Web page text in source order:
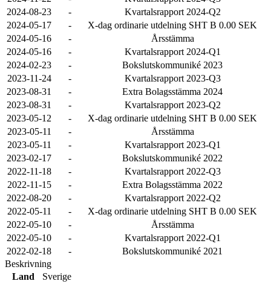
2024-08-23
-
Kvartalsrapport 2024-Q2
2024-05-17
-
X-dag ordinarie utdelning SHT B 0.00 SEK
2024-05-16
-
Årsstämma
2024-05-16
-
Kvartalsrapport 2024-Q1
2024-02-23
-
Bokslutskommuniké 2023
2023-11-24
-
Kvartalsrapport 2023-Q3
2023-08-31
-
Extra Bolagsstämma 2024
2023-08-31
-
Kvartalsrapport 2023-Q2
2023-05-12
-
X-dag ordinarie utdelning SHT B 0.00 SEK
2023-05-11
-
Årsstämma
2023-05-11
-
Kvartalsrapport 2023-Q1
2023-02-17
-
Bokslutskommuniké 2022
2022-11-18
-
Kvartalsrapport 2022-Q3
2022-11-15
-
Extra Bolagsstämma 2022
2022-08-20
-
Kvartalsrapport 2022-Q2
2022-05-11
-
X-dag ordinarie utdelning SHT B 0.00 SEK
2022-05-10
-
Årsstämma
2022-05-10
-
Kvartalsrapport 2022-Q1
2022-02-18
-
Bokslutskommuniké 2021
Beskrivning
Land
Sverige